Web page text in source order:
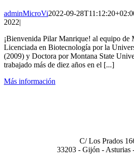
adminMicroVi2022-09-
2022|
¡Bienvenida Pilar Manrique! al equipo de
Licenciada en Biotecnología por la
(2009) y Doctora por Montana State
trabajado más de diez años en el [...]
Más información
C/ Los Prados
33203 - Gijón - Asturias